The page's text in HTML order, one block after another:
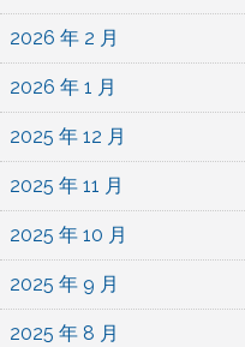
2026 年 2 月
2026 年 1 月
2025 年 12 月
2025 年 11 月
2025 年 10 月
2025 年 9 月
2025 年 8 月